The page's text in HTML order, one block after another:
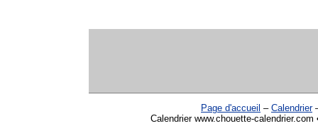
Page d'accueil – Calendrier
Calendrier www.chouette-